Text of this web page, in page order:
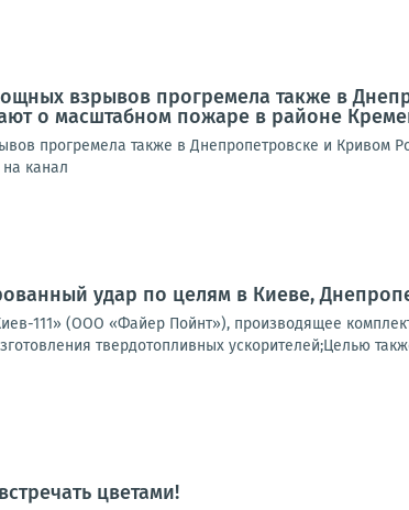
взрывов прогремела также в
о масштабном пожаре в районе
прогремела также в Днепропетровске и Кривом
канал
удар по целям в Киеве,
111» (ООО «Файер Пойнт»), производящее
твердотопливных ускорителей;Целью
цветами!